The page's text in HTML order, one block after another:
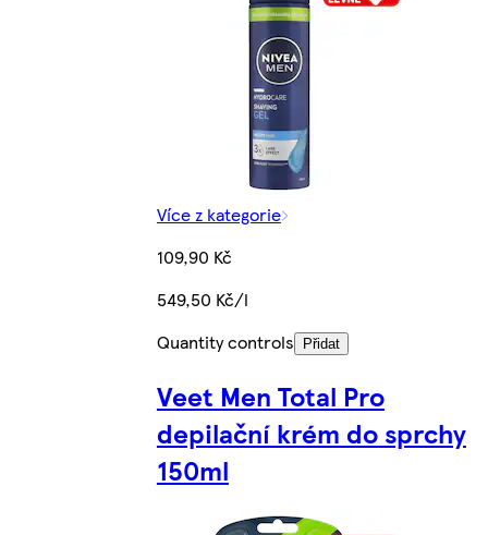
Více z kategorie
109,90 Kč
549,50 Kč/l
Quantity controls
Přidat
Veet Men Total Pro
depilační krém do sprchy
150ml